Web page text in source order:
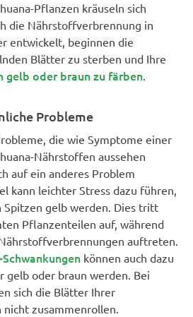
Pflanzen kräuseln sich
die Nährstoffverbrennung in
entwickelt, beginnen die
Blätter zu sterben und Ihre
gelb oder braun zu färben.
Probleme
die wie Symptome einer
Nährstoffen aussehen
auf ein anderes Problem
kann leichter Stress dazu führen,
Spitzen gelb werden. Dies tritt
Pflanzenteilen auf, während
auftreten.
können auch dazu
gelb oder braun werden. Bei
sich die Blätter Ihrer
zusammenrollen.